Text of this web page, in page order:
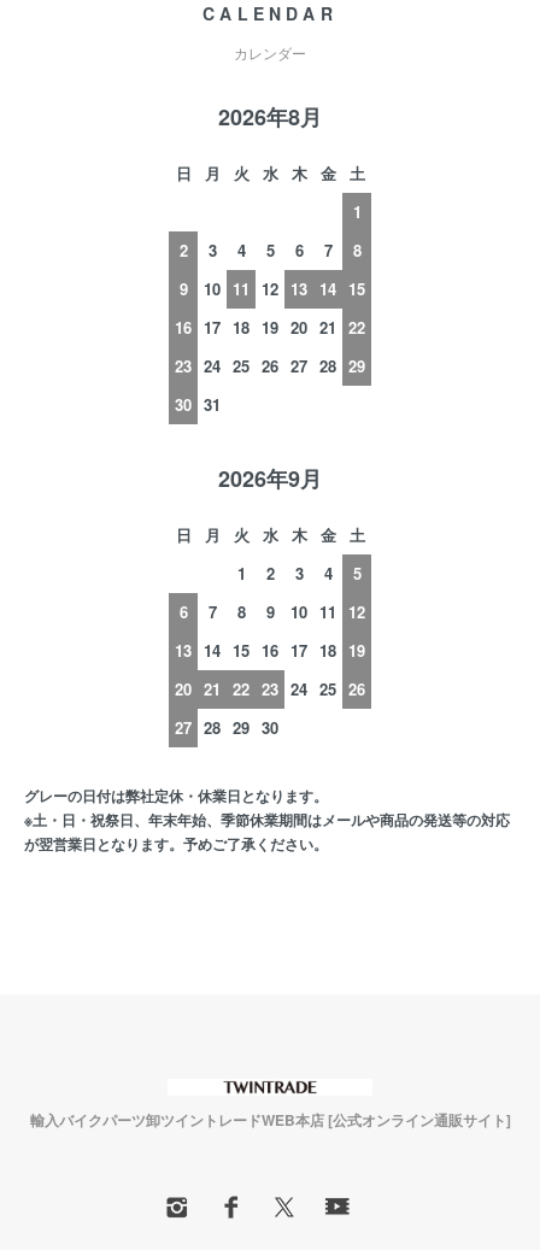
CALENDAR
カレンダー
2026年8月
日 月 火 水 木 金
土
1
2
3 4 5 6 7
8
9
10 11 12 13 14 15
16 17 18 19 20 21
22
23 24 25 26 27 28 29
30 31
2026年9月
日 月 火 水 木 金
土
1
2 3 4
5
6
7 8 9 10 11
12
13 14 15 16 17 18 19
20 21 22 23 24 25 26
27 28 29 30
グレーの日付は弊社定休・休業日となります。
※土・日・祝祭日、年末年始、季節休業期間はメールや商品の発送等の対応
が翌営業日となります。予めご了承ください。
輸入バイクパーツ卸ツイントレードWEB本店 [公式オンライン通販サイト]